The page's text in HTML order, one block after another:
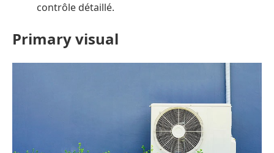
contrôle détaillé.
Primary visual